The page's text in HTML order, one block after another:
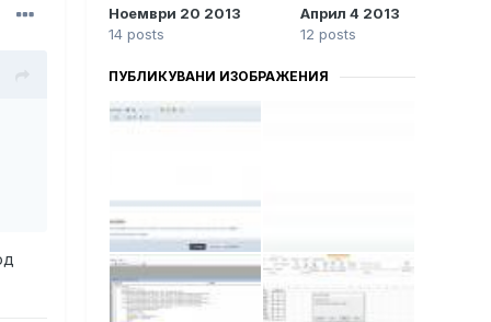
Ноември 20 2013
14 posts
Април 4 2013
12 posts
ПУБЛИКУВАНИ ИЗОБРАЖЕНИЯ